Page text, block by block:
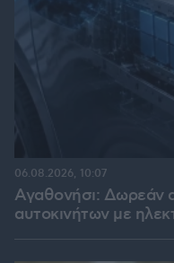
Αγαθονήσι: Δωρεάν
αυτοκινήτων με
06.08.2026, 10:07